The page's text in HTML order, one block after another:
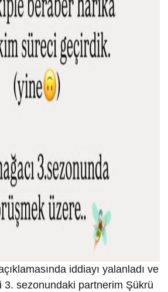
iddiayı yalanladı ve
3. sezonundaki partnerim Şükrü